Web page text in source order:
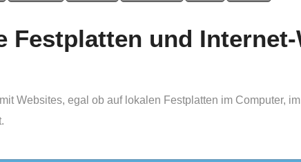
Festplatten und
Websites, egal ob auf lokalen Festplatten im Computer,